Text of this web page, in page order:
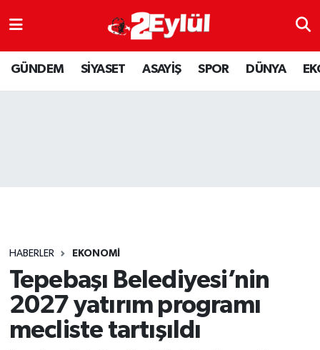
GÜNDEM SİYASET ASAYİŞ SPOR DÜNYA
HABERLER EKONOMİ
Tepebaşı Belediyesi’nin
2027 yatırım programı
mecliste tartışıldı
ASAYİŞ
DÜNYA
SPOR
YAŞAM
Nöbetçi Eczaneler
Hava Durumu
Son Dakika Haberleri
Haber Arşivi